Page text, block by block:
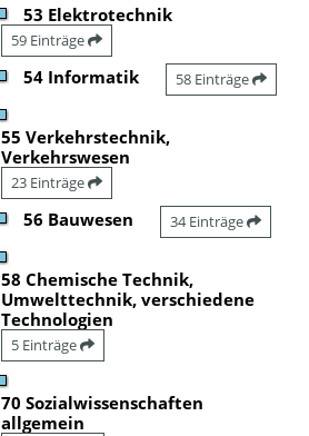
53 Elektrotechnik
59 Einträge
54 Informatik 58 Einträge
55 Verkehrstechnik,
Verkehrswesen
23 Einträge
56 Bauwesen 34 Einträge
58 Chemische Technik,
Umwelttechnik, verschiedene
Technologien
5 Einträge
70 Sozialwissenschaften
allgemein